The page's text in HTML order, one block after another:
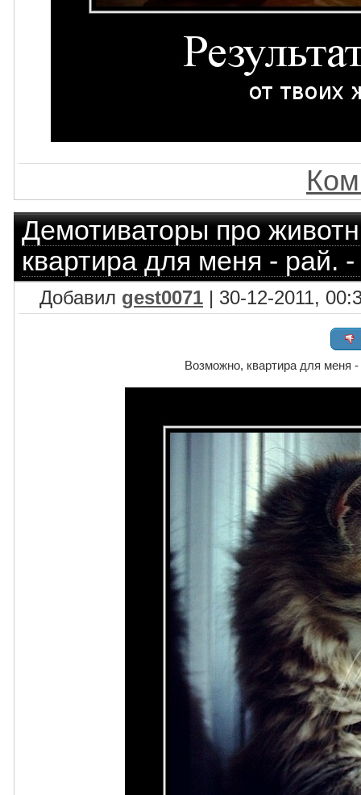
Демотиваторы про
квартира для меня - рай.
Добавил gest0071 | 30-12-2011,
Возможно, квартира для меня